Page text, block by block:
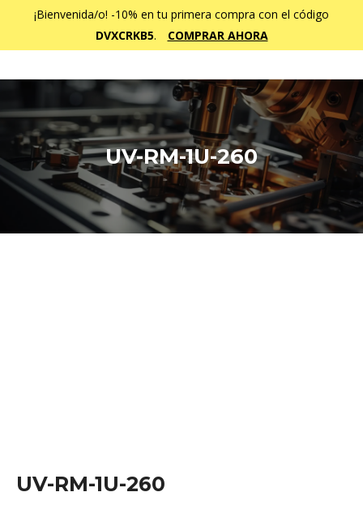
¡Bienvenida/o! -10% en tu primera compra con el código
DVXCRKB5. COMPRAR AHORA
UV-RM-1U-260
Estás aquí:
UV-RM-1U-260